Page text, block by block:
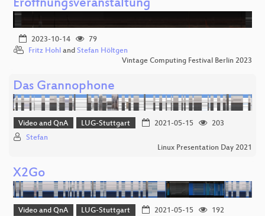
Eröffnungsveranstaltung
2023-10-14
79
Fritz Hohl and Stefan Höltgen
Vintage Computing Festival Berlin 2023
Das Grannophone
Video and QnA LUG-Stuttgart 2021-05-15
203
Stefan
Linux Presentation Day 2021
X2Go
Video and QnA LUG-Stuttgart 2021-05-15
192